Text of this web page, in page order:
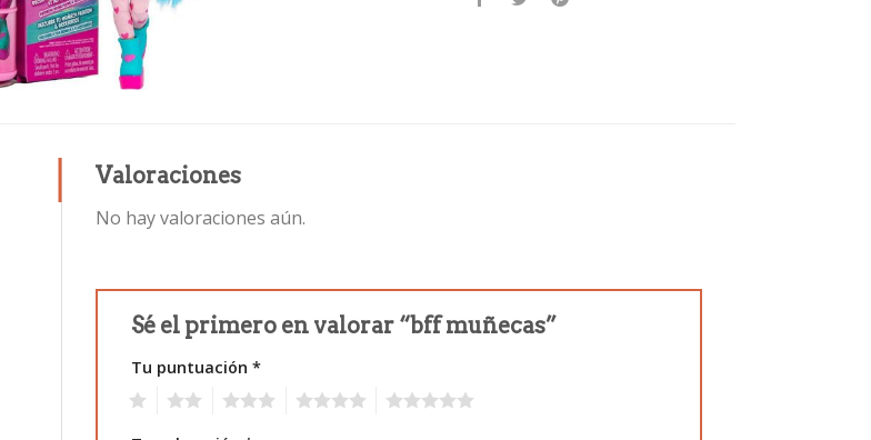
Valoraciones
No hay valoraciones aún.
Sé el primero en valorar “bff muñecas”
Tu puntuación*